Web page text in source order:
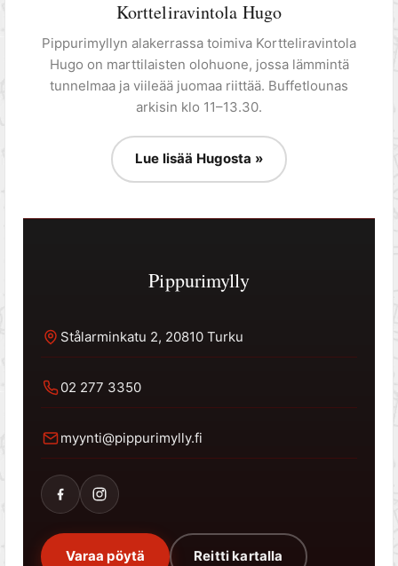
Kortteliravintola Hugo
Pippurimyllyn alakerrassa toimiva Kortteliravintola
Hugo on marttilaisten olohuone, jossa lämmintä
tunnelmaa ja viileää juomaa riittää. Buffetlounas
arkisin klo 11–13.30.
Lue lisää Hugosta »
Pippurimylly
Stålarminkatu 2, 20810 Turku
02 277 3350
myynti@pippurimylly.fi
Varaa pöytä Reitti kartalla